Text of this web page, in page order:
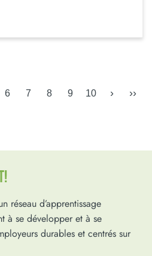
6 7 8 9 10 › ››
réseau d’apprentissage
à se développer et à se
durables et centrés sur